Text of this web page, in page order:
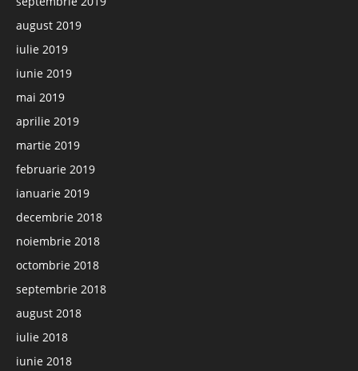
august 2019
iulie 2019
iunie 2019
mai 2019
aprilie 2019
martie 2019
februarie 2019
ianuarie 2019
decembrie 2018
noiembrie 2018
octombrie 2018
septembrie 2018
august 2018
iulie 2018
iunie 2018